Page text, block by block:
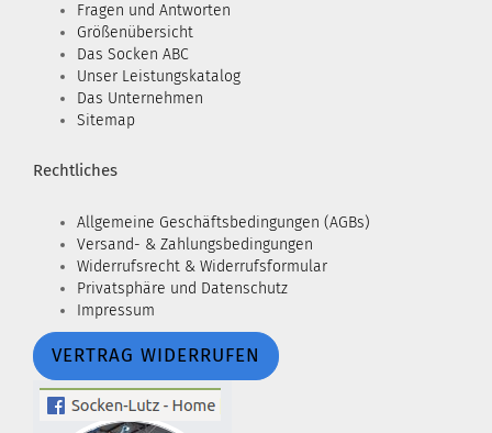
Fragen und Antworten
Größenübersicht
Das Socken ABC
Unser Leistungskatalog
Das Unternehmen
Sitemap
Rechtliches
Allgemeine Geschäftsbedingungen (AGBs)
Versand- & Zahlungsbedingungen
Widerrufsrecht & Widerrufsformular
Privatsphäre und Datenschutz
Impressum
VERTRAG WIDERRUFEN